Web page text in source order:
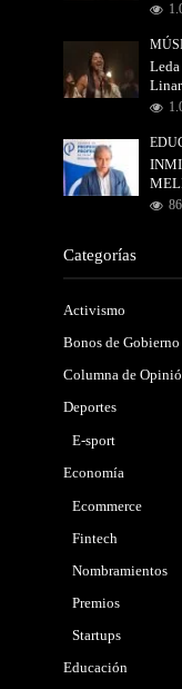
Categorías
Activismo
Bonos de Gobierno
Columna de
Deportes
E-sport
Economía
Ecommerce
Fintech
Nombramientos
Premios
Startups
Educación